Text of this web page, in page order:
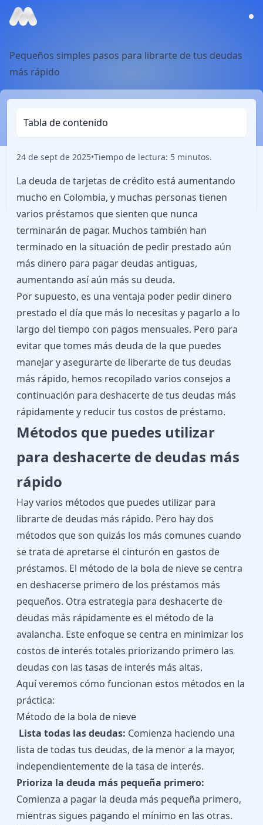
Pequeños simples pasos para librarte de tus deudas
más rápido
Tabla de contenido
24 de sept de 2025•Tiempo de lectura: 5 minutos.
La deuda de tarjetas de crédito está aumentando
mucho en Colombia, y muchas personas tienen
varios préstamos que sienten que nunca
terminarán de pagar. Muchos también han
terminado en la situación de pedir prestado aún
más dinero para pagar deudas antiguas,
aumentando así aún más su deuda.
Por supuesto, es una ventaja poder pedir dinero
prestado el día que más lo necesitas y pagarlo a lo
largo del tiempo con pagos mensuales. Pero para
evitar que tomes más deuda de la que puedes
manejar y asegurarte de liberarte de tus deudas
más rápido, hemos recopilado varios consejos a
continuación para deshacerte de tus deudas más
rápidamente y reducir tus costos de préstamo.
Métodos que puedes utilizar
para deshacerte de deudas más
rápido
Hay varios métodos que puedes utilizar para
librarte de deudas más rápido. Pero hay dos
métodos que son quizás los más comunes cuando
se trata de apretarse el cinturón en gastos de
préstamos. El método de la bola de nieve se centra
en deshacerse primero de los préstamos más
pequeños. Otra estrategia para deshacerte de
deudas más rápidamente es el método de la
avalancha. Este enfoque se centra en minimizar los
costos de interés totales priorizando primero las
deudas con las tasas de interés más altas.
Aquí veremos cómo funcionan estos métodos en la
práctica:
Método de la bola de nieve
Lista todas las deudas: Comienza haciendo una
lista de todas tus deudas, de la menor a la mayor,
independientemente de la tasa de interés.
Prioriza la deuda más pequeña primero:
Comienza a pagar la deuda más pequeña primero,
mientras sigues pagando el mínimo en las otras.